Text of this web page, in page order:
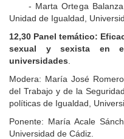
- Marta Ortega Balanza,
Unidad de Igualdad,
12,30 Panel temático:
sexual y sexista en
universidades
Modera: María José
del Trabajo y de la
políticas de Igualdad,
Ponente: María Acale
Universidad de Cádiz.